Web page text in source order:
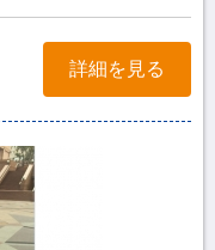
詳細を見る